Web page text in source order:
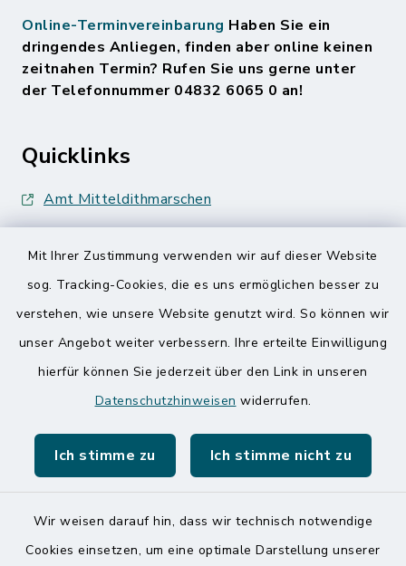
Mit Ihrer Zustimmung verwenden wir auf dieser Website
sog. Tracking-Cookies, die es uns ermöglichen besser zu
verstehen, wie unsere Website genutzt wird. So können wir
unser Angebot weiter verbessern. Ihre erteilte Einwilligung
hierfür können Sie jederzeit über den Link in unseren
Datenschutzhinweisen widerrufen.
Ich stimme zu Ich stimme nicht zu
Wir weisen darauf hin, dass wir technisch notwendige
Cookies einsetzen, um eine optimale Darstellung unserer
Online-Terminvereinbarung Haben Sie ein
dringendes Anliegen, finden aber online keinen
zeitnahen Termin? Rufen Sie uns gerne unter
der Telefonnummer 04832 6065 0 an!
Quicklinks
Amt Mitteldithmarschen
Nationalpark Wattenmeer
Kontakt
Barrierefreiheit
Impressum